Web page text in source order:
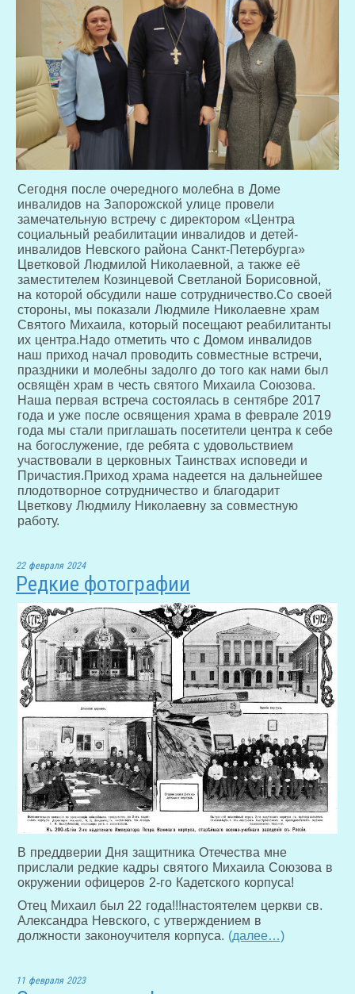
Сегодня после очередного молебна в Доме
инвалидов на Запорожской улице провели
замечательную встречу с директором «Центра
социальный реабилитации инвалидов и детей-
инвалидов Невского района Санкт-Петербурга»
Цветковой Людмилой Николаевной, а также её
заместителем Козинцевой Светланой Борисовной,
на которой обсудили наше сотрудничество.Со своей
стороны, мы показали Людмиле Николаевне храм
Святого Михаила, который посещают реабилитанты
их центра.Надо отметить что с Домом инвалидов
наш приход начал проводить совместные встречи,
праздники и молебны задолго до того как нами был
освящён храм в честь святого Михаила Союзова.
Наша первая встреча состоялась в сентябре 2017
года и уже после освящения храма в феврале 2019
года мы стали приглашать посетители центра к себе
на богослужение, где ребята с удовольствием
участвовали в церковных Таинствах исповеди и
Причастия.Приход храма надеется на дальнейшее
плодотворное сотрудничество и благодарит
Цветкову Людмилу Николаевну за совместную
работу.
22 февраля 2024
Редкие фотографии
В преддверии Дня защитника Отечества мне
прислали редкие кадры святого Михаила Союзова в
окружении офицеров 2-го Кадетского корпуса!
Отец Михаил был 22 года!!!настоятелем церкви св.
Александра Невского, с утверждением в
должности законоучителя корпуса. (далее…)
11 февраля 2023